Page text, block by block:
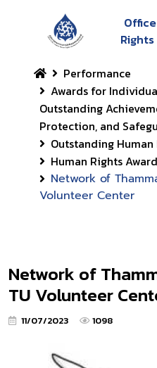
Performance
Awards for
Outstanding
Protection, and
Outstanding Human
Human Rights
Network of
Volunteer Center
Network of
TU Volunteer
11/07/2023 1098